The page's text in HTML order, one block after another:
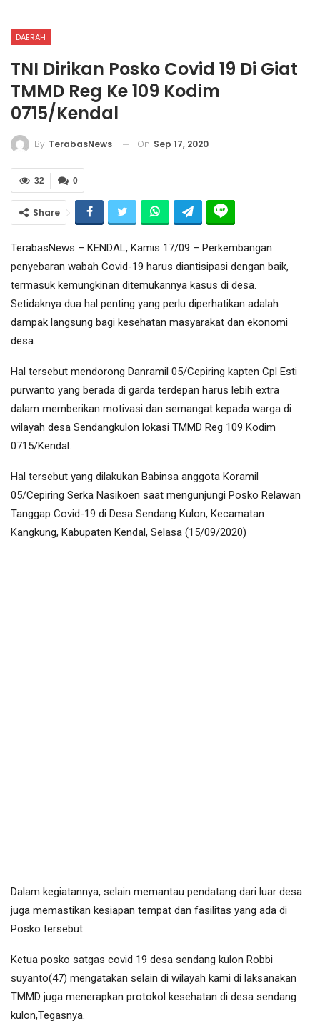
DAERAH
TNI Dirikan Posko Covid 19 Di Giat
TMMD Reg Ke 109 Kodim
0715/Kendal
By TerabasNews On Sep 17, 2020
0
32
Share
TerabasNews – KENDAL, Kamis 17/09 – Perkembangan
penyebaran wabah Covid-19 harus diantisipasi dengan baik,
termasuk kemungkinan ditemukannya kasus di desa.
Setidaknya dua hal penting yang perlu diperhatikan adalah
dampak langsung bagi kesehatan masyarakat dan ekonomi
desa.
Hal tersebut mendorong Danramil 05/Cepiring kapten Cpl Esti
purwanto yang berada di garda terdepan harus lebih extra
dalam memberikan motivasi dan semangat kepada warga di
wilayah desa Sendangkulon lokasi TMMD Reg 109 Kodim
0715/Kendal.
Hal tersebut yang dilakukan Babinsa anggota Koramil
05/Cepiring Serka Nasikoen saat mengunjungi Posko Relawan
Tanggap Covid-19 di Desa Sendang Kulon, Kecamatan
Kangkung, Kabupaten Kendal, Selasa (15/09/2020)
Dalam kegiatannya, selain memantau pendatang dari luar desa
juga memastikan kesiapan tempat dan fasilitas yang ada di
Posko tersebut.
Ketua posko satgas covid 19 desa sendang kulon Robbi
suyanto(47) mengatakan selain di wilayah kami di laksanakan
TMMD juga menerapkan protokol kesehatan di desa sendang
kulon,Tegasnya.